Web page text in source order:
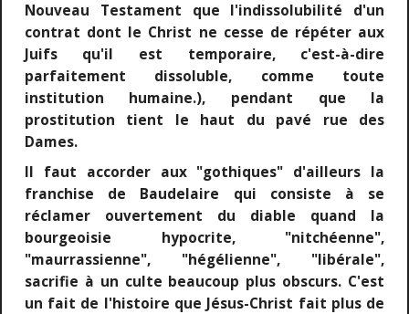
Nouveau Testament que l'indissolubilité d'un
contrat dont le Christ ne cesse de répéter aux
Juifs qu'il est temporaire, c'est-à-dire
parfaitement dissoluble, comme toute
institution humaine.), pendant que la
prostitution tient le haut du pavé rue des
Dames.
Il faut accorder aux "gothiques" d'ailleurs la
franchise de Baudelaire qui consiste à se
réclamer ouvertement du diable quand la
bourgeoisie hypocrite, "nitchéenne",
"maurrassienne", "hégélienne", "libérale",
sacrifie à un culte beaucoup plus obscurs. C'est
un fait de l'histoire que Jésus-Christ fait plus de